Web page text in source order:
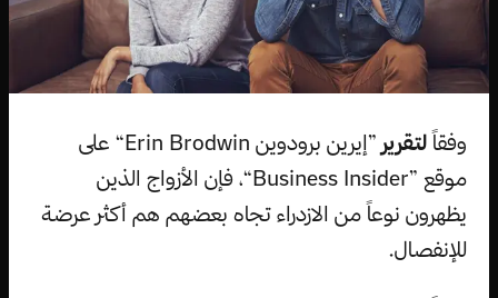
وفقاًلتقرير
”إيرين برودوين Erin Brodwin“ على
موقع ”Business Insider“، فإن الأزواج الذين
يظهرون نوعاً من الازدراء تجاه بعضهم هم أكثر عرضة
للإنفصال.